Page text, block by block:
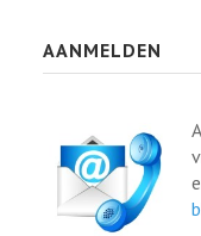
AANMELDEN